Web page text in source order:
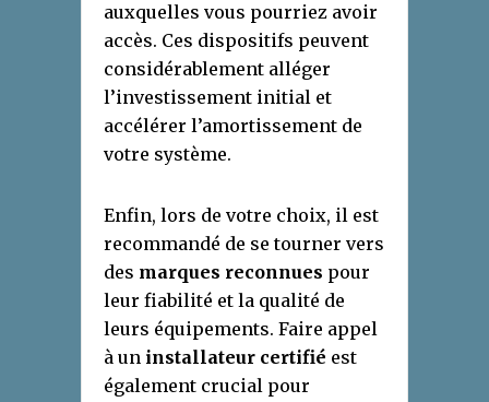
auxquelles vous pourriez avoir
accès. Ces dispositifs peuvent
considérablement alléger
l’investissement initial et
accélérer l’amortissement de
votre système.
Enfin, lors de votre choix, il est
recommandé de se tourner vers
des marques reconnues pour
leur fiabilité et la qualité de
leurs équipements. Faire appel
à un installateur certifié est
également crucial pour